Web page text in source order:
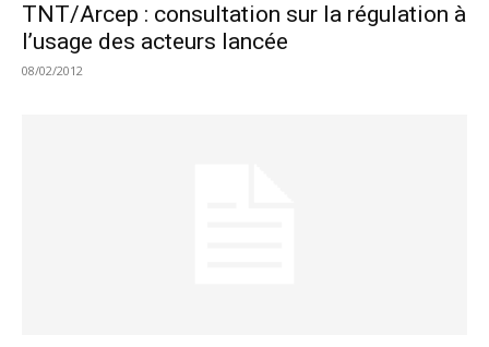
TNT/Arcep : consultation sur la régulation à
l’usage des acteurs lancée
08/02/2012